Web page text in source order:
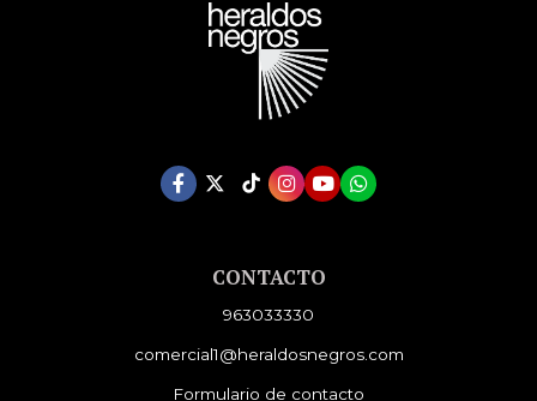
CONTACTO
963033330
comercial1@heraldosnegros.com
Formulario de contacto